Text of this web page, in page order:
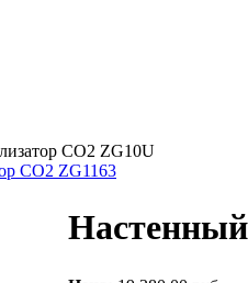
CO2 ZG10U
CO2 ZG1163